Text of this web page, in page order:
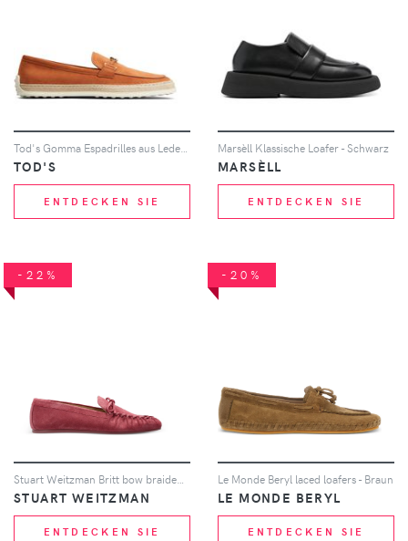
Tod's Gomma Espadrilles aus Leder - Orange
TOD'S
ENTDECKEN SIE
Marsèll Klassische Loafer - Schwarz
MARSÈLL
ENTDECKEN SIE
-22%
STUART WEITZMAN
ENTDECKEN SIE
-20%
Le Monde Beryl laced loafers - Braun
LE MONDE BERYL
ENTDECKEN SIE